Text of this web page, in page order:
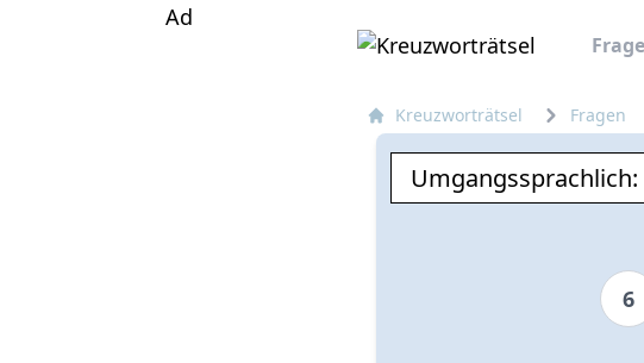
Ad
Kreuzworträtsel Fragen
6